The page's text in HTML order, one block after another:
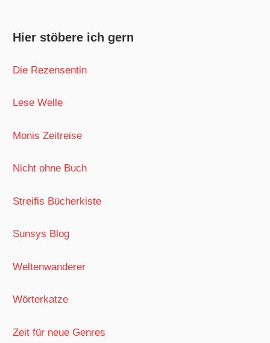
Hier stöbere ich gern
Die Rezensentin
Lese Welle
Monis Zeitreise
Nicht ohne Buch
Streifis Bücherkiste
Sunsys Blog
Weltenwanderer
Wörterkatze
Zeit für neue Genres